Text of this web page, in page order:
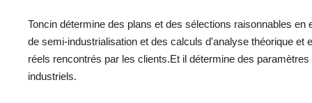
Toncin détermine des plans et des sélections raisonnables
de semi-industrialisation et des calculs d'analyse théorique
réels rencontrés par les clients.Et il détermine des
industriels.